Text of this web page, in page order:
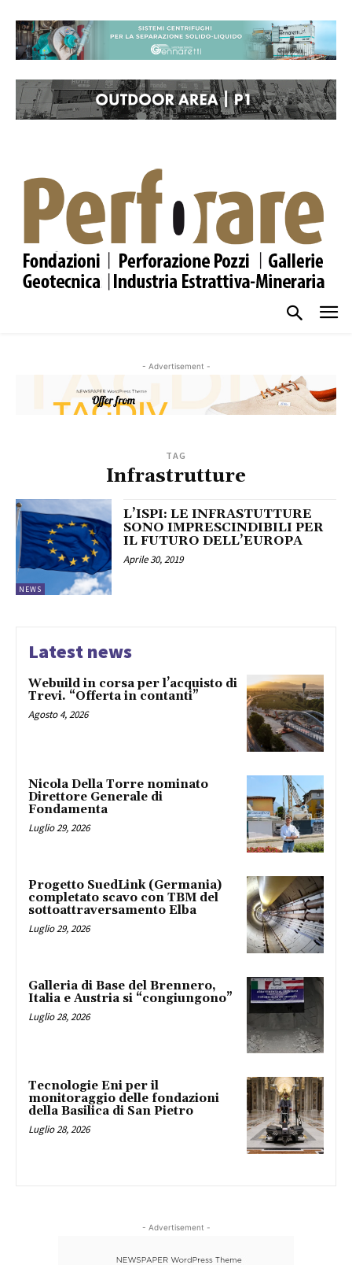
- Advertisement -
TAG
Infrastrutture
NEWS
L’ISPI: LE INFRASTUTTURE
SONO IMPRESCINDIBILI PER
IL FUTURO DELL’EUROPA
Aprile 30, 2019
Latest news
Webuild in corsa per l’acquisto di
Trevi. “Offerta in contanti”
Agosto 4, 2026
Nicola Della Torre nominato
Direttore Generale di
Fondamenta
Luglio 29, 2026
Progetto SuedLink (Germania)
completato scavo con TBM del
sottoattraversamento Elba
Luglio 29, 2026
Galleria di Base del Brennero,
Italia e Austria si “congiungono”
Luglio 28, 2026
Tecnologie Eni per il
monitoraggio delle fondazioni
della Basilica di San Pietro
Luglio 28, 2026
- Advertisement -